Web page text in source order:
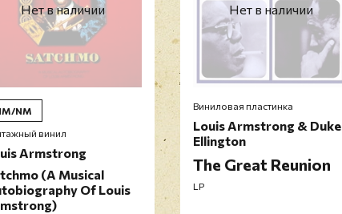
Нет в наличии
NM
винил
Armstrong
(A Musical
Of Louis
Нет в наличии
Виниловая пластинка
Louis Armstrong & Duke
Ellington
The Great Reunion
LP